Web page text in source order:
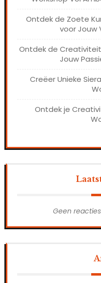
Ontdek de Zoete
voor Jouw
Ontdek de
Jouw
Creëer Unieke
Ontdek je
Geen